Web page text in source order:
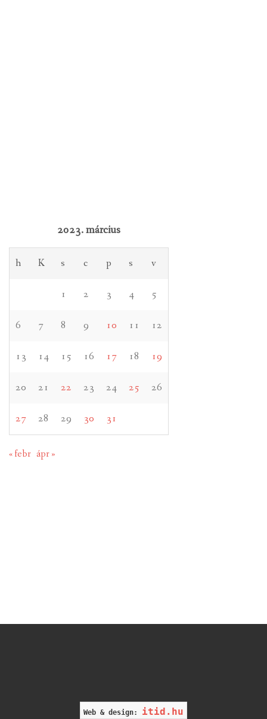
2023. március
h K s c p s v
1 2 3 4 5
6 7 8 9 10 11 12
13 14 15 16 17 18 19
20 21 22 23 24 25 26
27 28 29 30 31
« febr ápr »
Web & design: itid.hu